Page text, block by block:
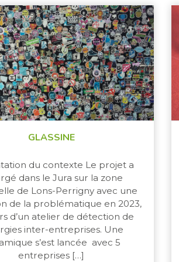
GLASSINE
du contexte Le projet a
dans le Jura sur la zone
de Lons-Perrigny avec une
de la problématique en 2023,
d’un atelier de détection de
inter-entreprises. Une
s’est lancée avec 5
entreprises […]